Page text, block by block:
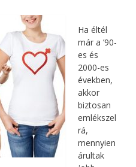
Ha éltél
már a ’90-
es és
2000-es
években,
akkor
biztosan
emlékszel
rá,
mennyien
árultak